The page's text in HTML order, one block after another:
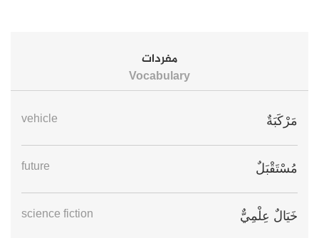
مفردات
Vocabulary
مَرْكَبَةٌ vehicle
مُسْتَقْبَلٌ future
خَيَالٌ عِلْمِيٌّ science fiction